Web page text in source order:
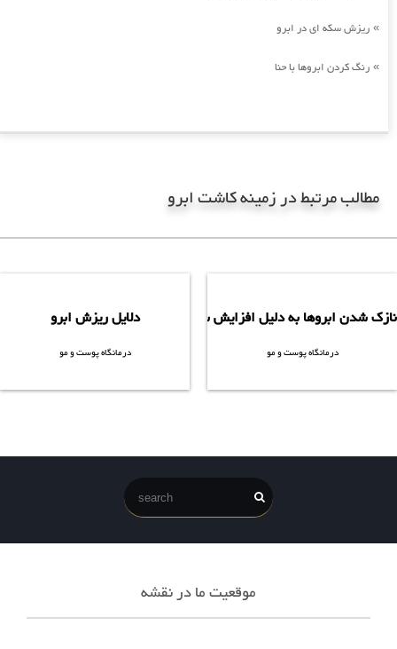
» ریزش سکه ای در ابرو
» رنگ کردن ابروها با حنا
مطالب مرتبط در زمینه کاشت ابرو
دلایل ریزش ابرو
درمانگاه پوست و مو
نازک شدن ابروها به دلیل افزایش سن، ابروهایی که بعد از برداشتن
درمانگاه پوست و مو
موقعیت ما در نقشه